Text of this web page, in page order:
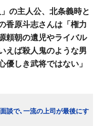
の主人公、北条義時と
香原斗志さんは「権力
頼朝の遺児やライバル
えば殺人鬼のような男
優しき武将ではない」
談で､一流の上司が最後にす